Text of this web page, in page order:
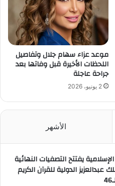
موعد عزاء سهام جلال وتفاصيل
اللحظات الأخيرة قبل وفاتها بعد
جراحة عاجلة
2 يونيو، 2026
الأشهر
يفتتح التصفيات النهائية
عبدالعزيز الدولية للقرآن الكريم